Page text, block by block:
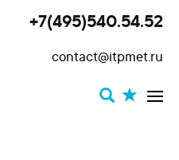
+7(495)540.54.52
contact@itpmet.ru